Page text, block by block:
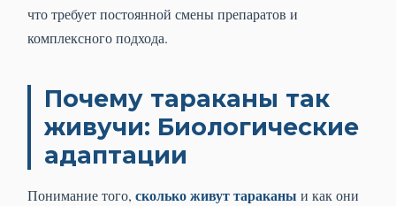
что требует постоянной смены препаратов и
комплексного подхода.
Почему тараканы так
живучи: Биологические
адаптации
Понимание того, сколько живут тараканы и как они